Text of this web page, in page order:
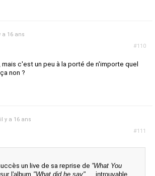
#110
a 16 ans
c'est un peu à la porté de n'importe quel
non ?
#111
il y a 16 ans
un live de sa reprise de "What You
sur l'album "What did he say" ... introuvable